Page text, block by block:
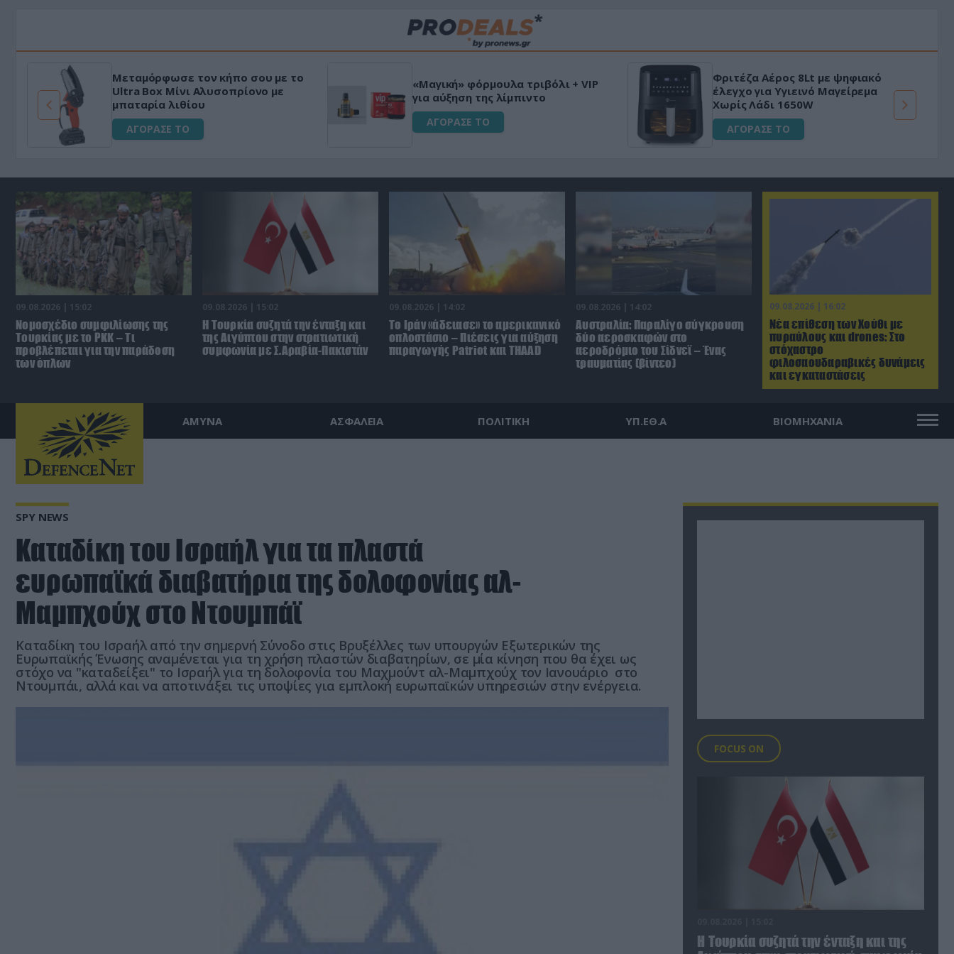
Μεταμόρφωσε τον κήπο σου με το
Ultra Box Μίνι Αλυσοπρίονο με
μπαταρία λιθίου
ΑΓΟΡΑΣΕ ΤΟ
«Μαγική» φόρμουλα τριβόλι + VIP
για αύξηση της λίμπιντο
ΑΓΟΡΑΣΕ ΤΟ
Φριτέζα Αέρος 8Lt με ψηφιακό
έλεγχο για Υγιεινό Μαγείρεμα
Χωρίς Λάδι 1650W
ΑΓΟΡΑΣΕ ΤΟ
09.08.2026 | 16:02
Νέα επίθεση των Χούθι με
πυραύλους και drones: Στο
στόχαστρο
φιλοσαουδαραβικές δυνάμεις
και εγκαταστάσεις
09.08.2026 | 15:02
Νομοσχέδιο συμφιλίωσης της
Τουρκίας με το ΡΚΚ – Τι
προβλέπεται για την παράδοση
των όπλων
09.08.2026 | 15:02
Η Τουρκία συζητά την ένταξη και
της Αιγύπτου στην στρατιωτική
συμφωνία με Σ.Αραβία-Πακιστάν
09.08.2026 | 14:02
Το Ιράν «άδειασε» το αμερικανικό
οπλοστάσιο – Πιέσεις για αύξηση
παραγωγής Patriot και THAAD
09.08.2026 | 14:02
Αυστραλία: Παραλίγο σύγκρουση
δύο αεροσκαφών στο
αεροδρόμιο του Σίδνεϊ – Ένας
τραυματίας (βίντεο)
ΑΜΥΝΑ ΑΣΦΑΛΕΙΑ ΠΟΛΙΤΙΚΗ ΥΠ.ΕΘ.Α ΒΙΟΜΗΧΑΝΙΑ
SPY NEWS
Καταδίκη του Ισραήλ για τα πλαστά
ευρωπαϊκά διαβατήρια της δολοφονίας αλ-
Μαμπχούχ στο Ντουμπάϊ
Καταδίκη του Ισραήλ από την σημερνή Σύνοδο στις Βρυξέλλες των υπουργών Εξωτερικών της
Ευρωπαϊκής Ένωσης αναμένεται για τη χρήση πλαστών διαβατηρίων, σε μία κίνηση που θα έχει ως
στόχο να "καταδείξει" το Ισραήλ για τη δολοφονία του Μαχμούντ αλ-Μαμπχούχ τον Ιανουάριο στο
Ντουμπάι, αλλά και να αποτινάξει τις υποψίες για εμπλοκή ευρωπαϊκών υπηρεσιών στην ενέργεια.
FOCUS ON
Η Τουρκία συζητά την ένταξη και της